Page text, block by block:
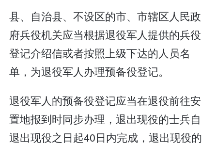
县、自治县、不设区的市、市辖区人民政
府兵役机关应当根据退役军人提供的兵役
登记介绍信或者按照上级下达的人员名
单，为退役军人办理预备役登记。
退役军人的预备役登记应当在退役前往安
置地报到时同步办理，退出现役的士兵自
退出现役之日起40日内完成，退出现役的